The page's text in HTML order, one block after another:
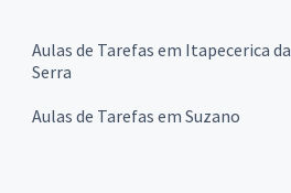
Aulas de Tarefas em Itapecerica da
Serra
Aulas de Tarefas em Suzano